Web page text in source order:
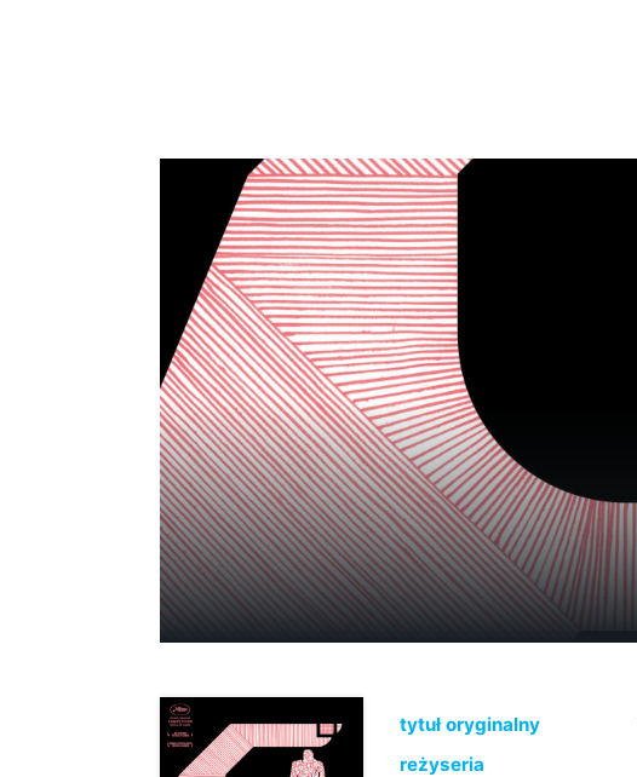
tytuł oryginalny
reżyseria